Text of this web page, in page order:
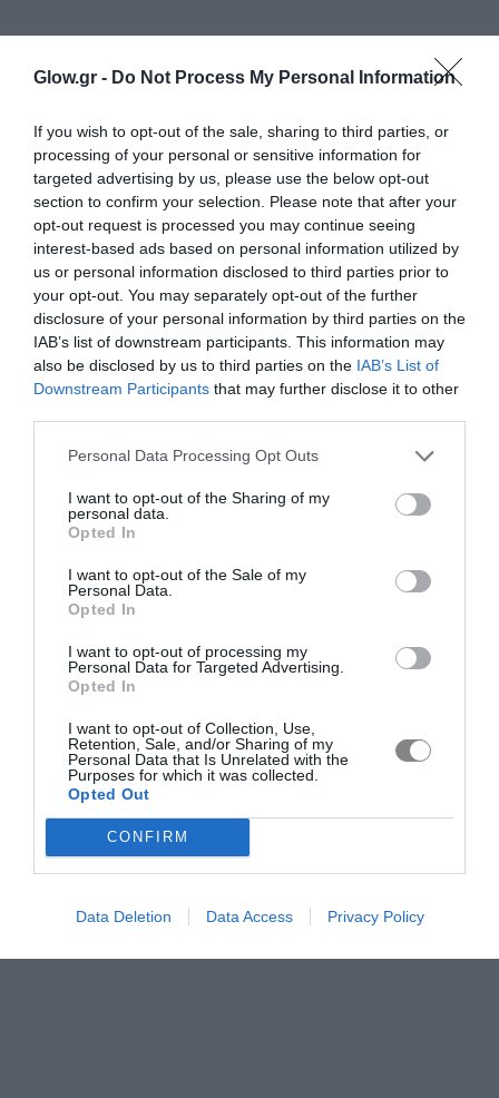
Glow.gr - Do Not Process My Personal Information
If you wish to opt-out of the sale, sharing to third parties, or
processing of your personal or sensitive information for
targeted advertising by us, please use the below opt-out
section to confirm your selection. Please note that after your
opt-out request is processed you may continue seeing
interest-based ads based on personal information utilized by
us or personal information disclosed to third parties prior to
your opt-out. You may separately opt-out of the further
disclosure of your personal information by third parties on the
IAB’s list of downstream participants. This information may
also be disclosed by us to third parties on the IAB’s List of
Downstream Participants that may further disclose it to other
Personal Data Processing Opt Outs
I want to opt-out of the Sharing of my
personal data.
Opted In
I want to opt-out of the Sale of my
Personal Data.
Opted In
I want to opt-out of processing my
Personal Data for Targeted Advertising.
Opted In
I want to opt-out of Collection, Use,
Retention, Sale, and/or Sharing of my
Personal Data that Is Unrelated with the
Purposes for which it was collected.
Opted Out
CONFIRM
Data Deletion Data Access Privacy Policy